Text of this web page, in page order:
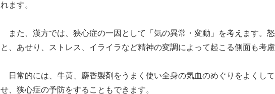
れます。
また、漢方では、狭心症の一因として「気の異常・変動」を考えます。
と、あせり、ストレス、イライラなど精神の変調によって起こる側面も考慮
日常的には、牛黄、麝香製剤をうまく使い全身の気血のめぐりをよくし
せ、狭心症の予防をすることもできます。